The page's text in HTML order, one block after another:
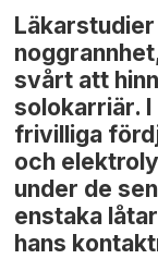
svårt att
solokarriär.
frivilliga
och
under de
enstaka
hans